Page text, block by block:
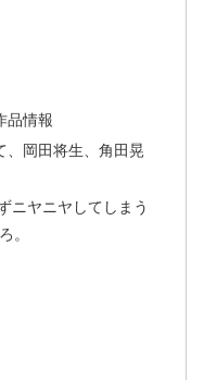
品情報
、岡田将生、角田晃
ニヤニヤしてしまう
。